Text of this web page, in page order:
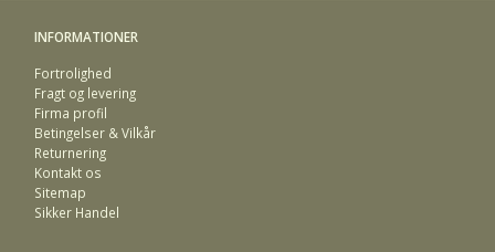
INFORMATIONER
Fortrolighed
Fragt og levering
Firma profil
Betingelser & Vilkår
Returnering
Kontakt os
Sitemap
Sikker Handel